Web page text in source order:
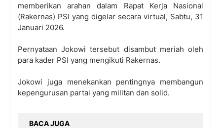
memberikan arahan dalam Rapat Kerja Nasional
(Rakernas) PSI yang digelar secara virtual, Sabtu, 31
Januari 2026.
Pernyataan Jokowi tersebut disambut meriah oleh
para kader PSI yang mengikuti Rakernas.
Jokowi juga menekankan pentingnya membangun
kepengurusan partai yang militan dan solid.
BACA JUGA